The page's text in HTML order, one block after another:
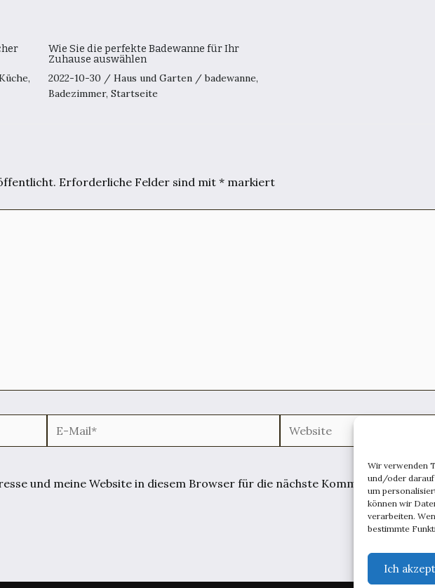
Wir verwenden
und/oder darauf
um
können wir
verarbeiten.
bestimmte
Ich
,
Wie Sie die perfekte Badewanne für Ihr
Zuhause auswählen
2022-10-30 /Haus und Garten /badewanne,
Badezimmer,Startseite
Erforderliche Felder sind mit * markiert
E-
Mail*
Website
und meine Website in diesem Browser für die nächste Kommentierung